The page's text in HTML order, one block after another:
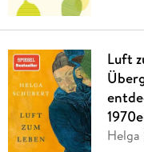
Luft
Helga